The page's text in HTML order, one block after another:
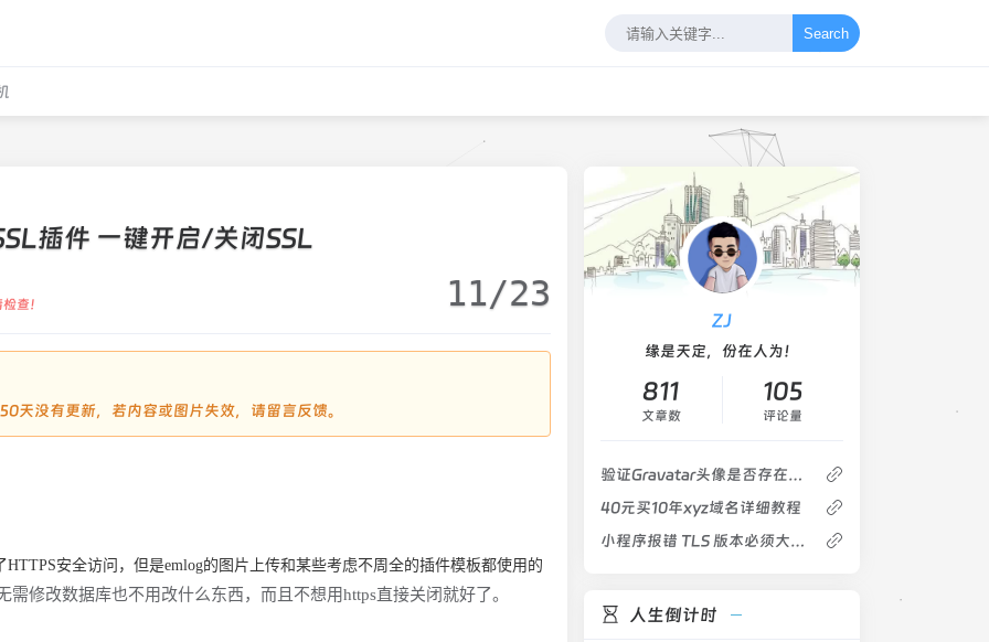
Search
插件 一键开启/关闭SSL
查！ 11/23
天没有更新，若内容或图片失效，请留言反馈。
安全访问，但是emlog的图片上传和某些考虑不周全的插件模板都使用的
需修改数据库也不用改什么东西，而且不想用https直接关闭就好了。
ZJ
缘是天定，份在人为！
811
文章数
105
评论量
验证Gravatar头像是否存在并缓存至服务器
40元买10年xyz域名详细教程
小程序报错 TLS 版本必须大于等于 1.2
人生倒计时